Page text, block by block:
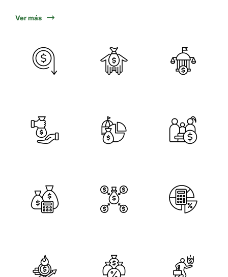
Ver más